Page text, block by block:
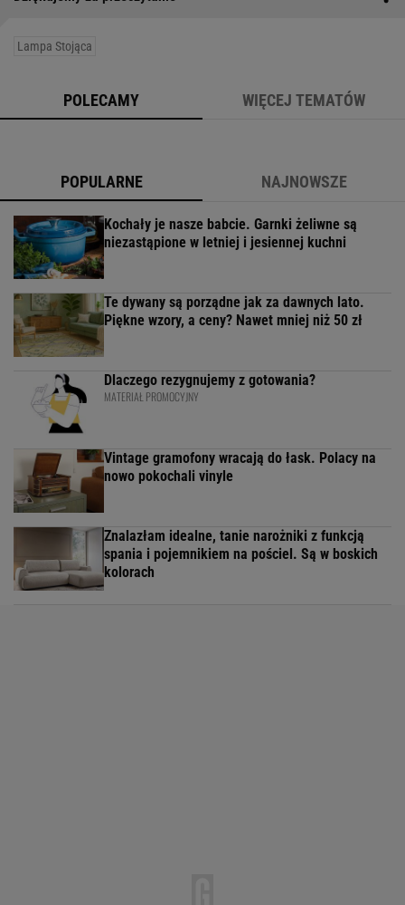
Lampa Stojąca
POLECAMY WIĘCEJ TEMATÓW
POPULARNE NAJNOWSZE
Kochały je nasze babcie. Garnki żeliwne są
niezastąpione w letniej i jesiennej kuchni
Te dywany są porządne jak za dawnych lato.
Piękne wzory, a ceny? Nawet mniej niż 50 zł
Dlaczego rezygnujemy z gotowania?
MATERIAŁ PROMOCYJNY
Vintage gramofony wracają do łask. Polacy na
nowo pokochali vinyle
Znalazłam idealne, tanie narożniki z funkcją
spania i pojemnikiem na pościel. Są w boskich
kolorach